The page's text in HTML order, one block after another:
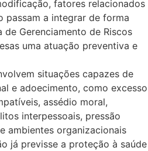
fatores relacionados
passam a integrar de forma
Gerenciamento de Riscos
uma atuação preventiva e
situações capazes de
e adoecimento, como excesso
assédio moral,
interpessoais, pressão
ambientes organizacionais
já previsse a proteção à saúde